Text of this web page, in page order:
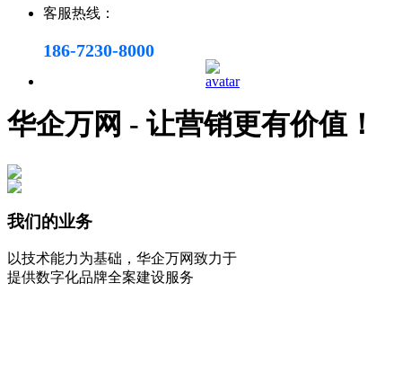
客服热线：
186-7230-8000
华企万网 - 让营销更有价值！
我们的业务
以技术能力为基础，华企万网致力于
提供数字化品牌全案建设服务